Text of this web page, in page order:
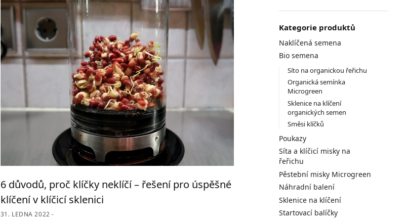
6 důvodů, proč klíčky neklíčí – řešení pro úspěšné
klíčení v klíčicí sklenici
31. LEDNA 2022 -
Kategorie produktů
Naklíčená semena
Bio semena
Síto na organickou řeřichu
Organická semínka
Microgreen
Sklenice na klíčení
organických semen
Směsi klíčků
Poukazy
Síta a klíčicí misky na
řeřichu
Pěstební misky Microgreen
Náhradní balení
Sklenice na klíčení
Startovací balíčky